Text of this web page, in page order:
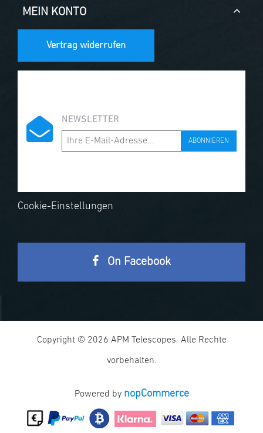
MEIN KONTO
Vertrag widerrufen
NEWSLETTER
ABONNIEREN
Cookie-Einstellungen
On Facebook
Copyright © 2026 APM Telescopes. Alle Rechte
vorbehalten.
Powered by nopCommerce